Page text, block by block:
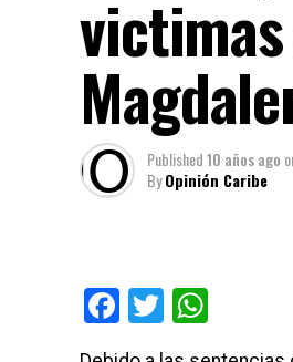
Published10 años ago
ByOpinión Caribe
Facebook
Twitter